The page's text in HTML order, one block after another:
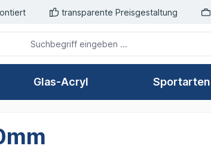
transparente Preisgestaltung
Glas-Acryl Sportarten